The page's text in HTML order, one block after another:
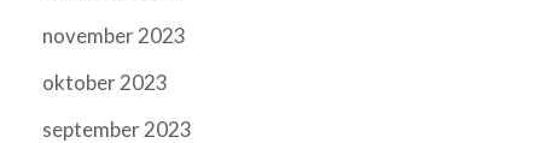
november 2023
oktober 2023
september 2023